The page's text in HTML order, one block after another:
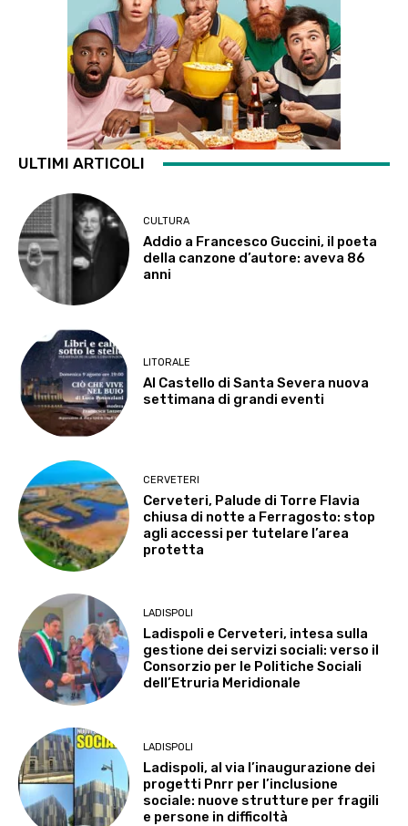
ULTIMI ARTICOLI
CULTURA
Addio a Francesco Guccini, il poeta
della canzone d’autore: aveva 86
anni
LITORALE
Al Castello di Santa Severa nuova
settimana di grandi eventi
CERVETERI
Cerveteri, Palude di Torre Flavia
chiusa di notte a Ferragosto: stop
agli accessi per tutelare l’area
protetta
LADISPOLI
Ladispoli e Cerveteri, intesa sulla
gestione dei servizi sociali: verso il
Consorzio per le Politiche Sociali
dell’Etruria Meridionale
LADISPOLI
Ladispoli, al via l’inaugurazione dei
progetti Pnrr per l’inclusione
sociale: nuove strutture per fragili
e persone in difficoltà